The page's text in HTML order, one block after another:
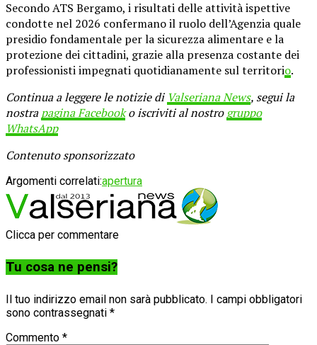
Secondo ATS Bergamo, i risultati delle attività ispettive
condotte nel 2026 confermano il ruolo dell’Agenzia quale
presidio fondamentale per la sicurezza alimentare e la
protezione dei cittadini, grazie alla presenza costante dei
professionisti impegnati quotidianamente sul territorio.
Continua a leggere le notizie di Valseriana News, segui la
nostrapagina Facebooko iscriviti al nostrogruppo
WhatsApp
Contenuto sponsorizzato
Argomenti correlati:apertura
Clicca per commentare
Tu cosa ne pensi?
Il tuo indirizzo email non sarà pubblicato. I campi obbligatori
sono contrassegnati *
Commento *